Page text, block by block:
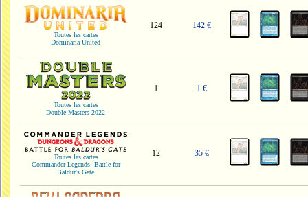
Toutes les cartes
Dominaria United
124 142 €
Toutes les cartes
Double Masters 2022
1 1 €
Toutes les cartes
Commander Legends: Battle for
Baldur's Gate
12 35 €